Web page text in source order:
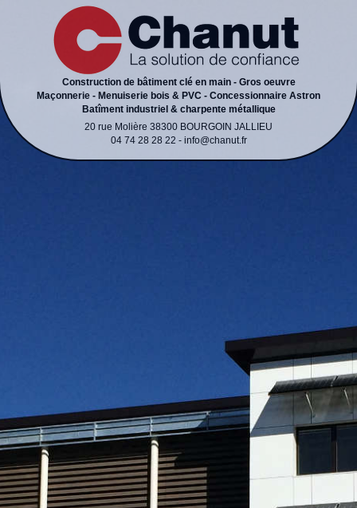
Construction de bâtiment clé en main - Gros oeuvre
Maçonnerie - Menuiserie bois & PVC - Concessionnaire Astron
Batîment industriel & charpente métallique
20 rue Molière 38300 BOURGOIN JALLIEU
04 74 28 28 22 - info@chanut.fr